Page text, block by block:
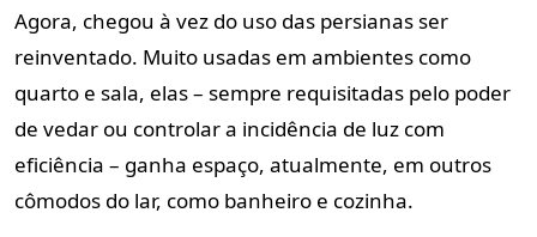
Agora, chegou à vez do uso das persianas ser
reinventado. Muito usadas em ambientes como
quarto e sala, elas – sempre requisitadas pelo poder
de vedar ou controlar a incidência de luz com
eficiência – ganha espaço, atualmente, em outros
cômodos do lar, como banheiro e cozinha.